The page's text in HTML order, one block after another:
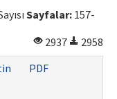
Sayfalar: 157-
2937
2958
PDF